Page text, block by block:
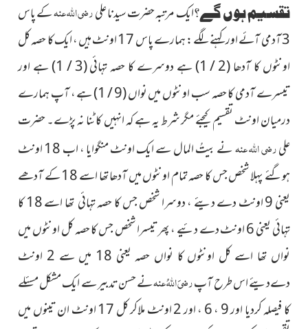
تقسیم ہوں گے؟ایک مرتبہ حضرت سیدنا علیرضی اللہ عنہکے پاس
3 آدمی آئے اور کہنے لگے : ہمارے پاس 17 اونٹ ہیں ، ایک کا حصہ کل
اونٹوں کا آدھا(2 / 1) ہے دوسرے کا حصہ تہائی(3 / 1)
ہے اور
تیسرے آدمی کا حصہ سب اونٹوں میں نواں(9 / 1)
ہے ، آپ ہمارے
درمیان اونٹ تقسیم کیجئے مگر شرط یہ ہے کہ انہیں کاٹنا نہ پڑے۔ حضرت
علیرضی اللہ عنہ
نے بیتُ المال سے ایک اونٹ منگوایا ، اب 18 اونٹ
ہوگئے پہلا شخص جس کا حصہ تمام اونٹوں میں آدھا تھا اسے 18 کے آدھے
یعنی 9 اونٹ دے دیئے ، دوسرا شخص جس کا حصہ تہائی تھا اسے 18 کا
تہائی یعنی 6 اونٹ دے دئیے ، پھر تیسرا شخص جس کا حصہ کل اونٹوں میں
نواں تھا اسے کل اونٹوں کا نواں حصہ یعنی 18 میں سے 2 اونٹ
دےدیئے اس طرح آپرضیَ اللہُ عنہنے حسن تدبیر سے ایک مشکل مسئلے
کا فیصلہ کردیا اور 9 ، 6 ، اور 2 اونٹ ملاکر کل 17 اونٹ ان تینوں میں